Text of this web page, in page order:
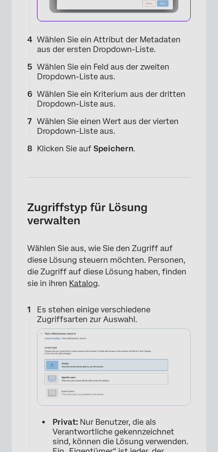
×
Wählen Sie ein Attribut der Metadaten
aus der ersten Dropdown-Liste.
Wählen Sie ein Feld aus der zweiten
Dropdown-Liste aus.
Wählen Sie ein Kriterium aus der dritten
Dropdown-Liste aus.
Wählen Sie einen Wert aus der vierten
Dropdown-Liste aus.
Klicken Sie auf Speichern.
Zugriffstyp für Lösung
verwalten
Wählen Sie aus, wie Sie den Zugriff auf
diese Lösung steuern möchten. Personen,
die Zugriff auf diese Lösung haben, finden
sie in ihren Katalog.
Es stehen einige verschiedene
Zugriffsarten zur Auswahl.
Privat: Nur Benutzer, die als
Verantwortliche gekennzeichnet
sind, können die Lösung verwenden.